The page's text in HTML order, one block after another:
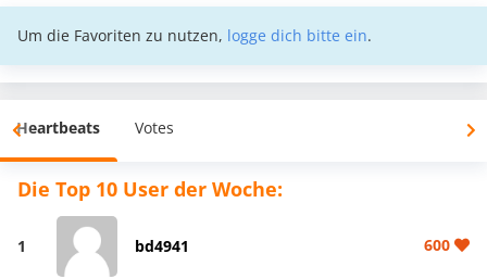
Um die Favoriten zu nutzen, logge dich bitte ein.
Heartbeats Votes
Die Top 10 User der Woche:
1 bd4941 600